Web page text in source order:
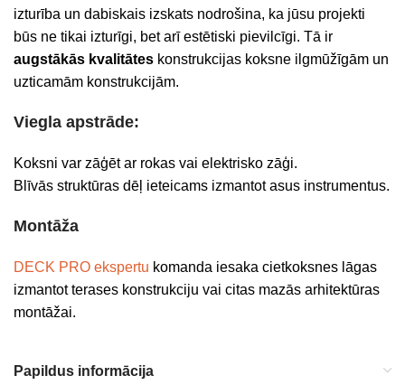
izturība un dabiskais izskats nodrošina, ka jūsu projekti
būs ne tikai izturīgi, bet arī estētiski pievilcīgi. Tā ir
augstākās kvalitātes konstrukcijas koksne ilgmūžīgām un
uzticamām konstrukcijām.
Viegla apstrāde:
Koksni var zāģēt ar rokas vai elektrisko zāģi.
Blīvās struktūras dēļ ieteicams izmantot asus instrumentus.
Montāža
DECK PRO ekspertu komanda iesaka cietkoksnes lāgas
izmantot terases konstrukciju vai citas mazās arhitektūras
montāžai.
Papildus informācija